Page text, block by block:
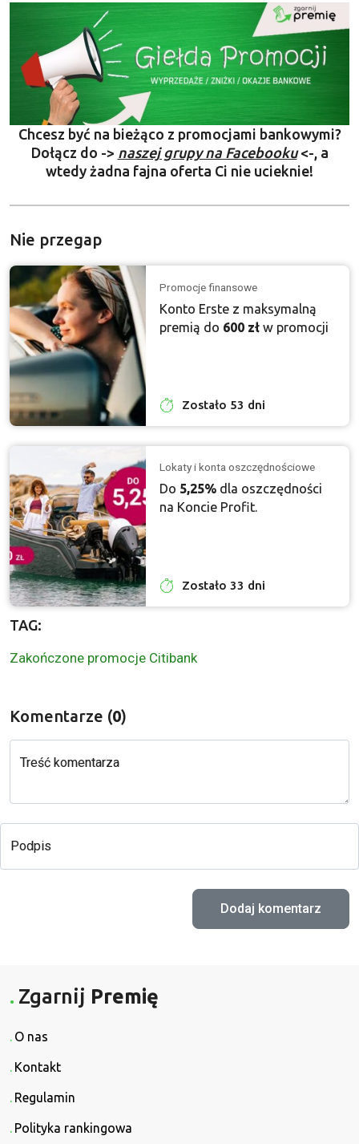
Chcesz być na bieżąco z promocjami bankowymi?
Dołącz do -> naszej grupy na Facebooku<-, a
wtedy żadna fajna oferta Ci nie ucieknie!
Nie przegap
Promocje finansowe
Konto Erste z maksymalną
premią do 600 zł w promocji
Zostało 53 dni
Lokaty i konta oszczędnościowe
Do 5,25% dla oszczędności
na Koncie Profit.
Zostało 33 dni
TAG:
Zakończone promocje Citibank
Komentarze (0)
Treść komentarza
Podpis
Zgarnij Premię
O nas
Kontakt
Regulamin
Polityka rankingowa